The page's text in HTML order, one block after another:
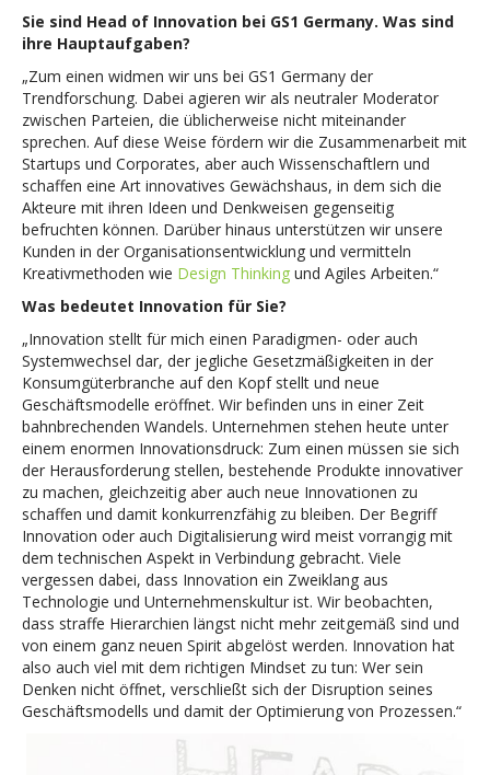
Sie sind Head of Innovation bei GS1 Germany. Was sind
ihre Hauptaufgaben?
„Zum einen widmen wir uns bei GS1 Germany der
Trendforschung. Dabei agieren wir als neutraler Moderator
zwischen Parteien, die üblicherweise nicht miteinander
sprechen. Auf diese Weise fördern wir die Zusammenarbeit mit
Startups und Corporates, aber auch Wissenschaftlern und
schaffen eine Art innovatives Gewächshaus, in dem sich die
Akteure mit ihren Ideen und Denkweisen gegenseitig
befruchten können. Darüber hinaus unterstützen wir unsere
Kunden in der Organisationsentwicklung und vermitteln
Kreativmethoden wie Design Thinking und Agiles Arbeiten.“
Was bedeutet Innovation für Sie?
„Innovation stellt für mich einen Paradigmen- oder auch
Systemwechsel dar, der jegliche Gesetzmäßigkeiten in der
Konsumgüterbranche auf den Kopf stellt und neue
Geschäftsmodelle eröffnet. Wir befinden uns in einer Zeit
bahnbrechenden Wandels. Unternehmen stehen heute unter
einem enormen Innovationsdruck: Zum einen müssen sie sich
der Herausforderung stellen, bestehende Produkte innovativer
zu machen, gleichzeitig aber auch neue Innovationen zu
schaffen und damit konkurrenzfähig zu bleiben. Der Begriff
Innovation oder auch Digitalisierung wird meist vorrangig mit
dem technischen Aspekt in Verbindung gebracht. Viele
vergessen dabei, dass Innovation ein Zweiklang aus
Technologie und Unternehmenskultur ist. Wir beobachten,
dass straffe Hierarchien längst nicht mehr zeitgemäß sind und
von einem ganz neuen Spirit abgelöst werden. Innovation hat
also auch viel mit dem richtigen Mindset zu tun: Wer sein
Denken nicht öffnet, verschließt sich der Disruption seines
Geschäftsmodells und damit der Optimierung von Prozessen.“